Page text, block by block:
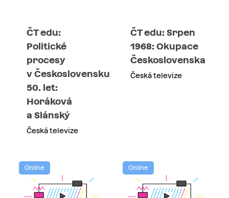
ČT edu:
Politické
procesy
v Československu
50. let:
Horáková
a Slánský
Česká televize
ČT edu: Srpen
1968: Okupace
Československa
Česká televize
Online Online